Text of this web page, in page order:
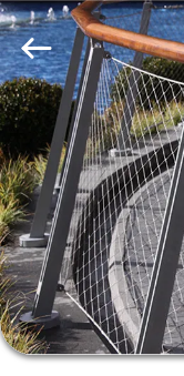
घर
उत्पादों
हमारे
बारे
में
Yuntong
Metal
Wire
Mesh
Co.,Ltd.
All
Rights
Reserved.